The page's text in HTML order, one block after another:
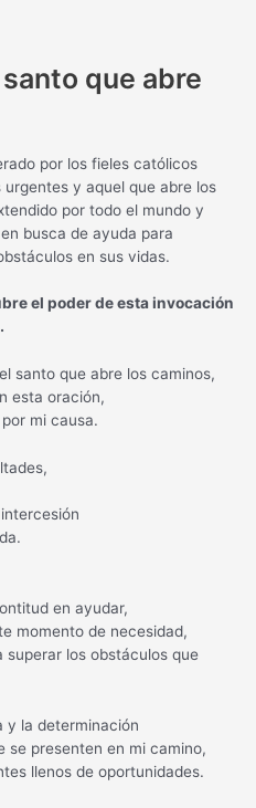
que abre
por los fieles católicos
y aquel que abre los
por todo el mundo y
busca de ayuda para
en sus vidas.
el poder de esta invocación
santo que abre los caminos,
esta oración,
mi causa.
en ayudar,
momento de necesidad,
los obstáculos que
y la determinación
se presenten en mi camino,
llenos de oportunidades.